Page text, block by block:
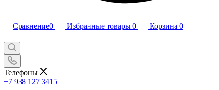
Сравнение0 Избранные товары 0 Корзина 0
Телефоны
+7 938 127 3415